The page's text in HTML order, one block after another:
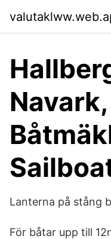
Navark,
Lanterna på stång
För båtar upp till